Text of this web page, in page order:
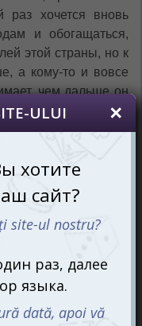
раз хочется вновь
и обогащаться,
этой страны, но к
а кому-то и вовсе
чем дальше он
будет его нажива.
на корабле в
подготовленным и
на помощь
вместе. Но учтите,
на помощь от